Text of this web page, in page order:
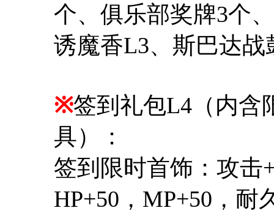
个、俱乐部奖牌3个
诱魔香L3、斯巴达
※签到礼包L4（内含
具）：
签到限时首饰：攻击
HP+50，MP+50，耐